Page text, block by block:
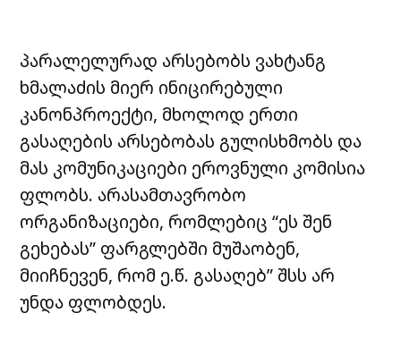
პარალელურად არსებობს ვახტანგ
ხმალაძის მიერ ინიცირებული
კანონპროექტი, მხოლოდ ერთი
გასაღების არსებობას გულისხმობს და
მას კომუნიკაციები ეროვნული კომისია
ფლობს. არასამთავრობო
ორგანიზაციები, რომლებიც “ეს შენ
გეხებას” ფარგლებში მუშაობენ,
მიიჩნევენ, რომ ე.წ. გასაღებ” შსს არ
უნდა ფლობდეს.